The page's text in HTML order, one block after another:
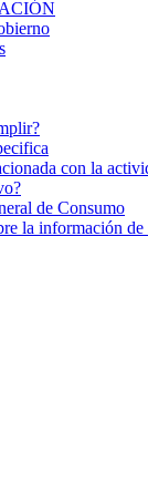
con la
de Consumo
la información de